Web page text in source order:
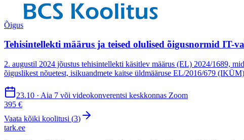
Õigus
Tehisintellekti määrus ja teised olulised õigusnormid IT-
2. augustil 2024 jõustus tehisintellekti käsitlev määrus (EL) 2024/1689,
õiguslikest nõuetest, isikuandmete kaitse üldmääruse EL/2016/679
23.10 · Aia 7 või videokonverentsi keskkonnas Zoom
395 €
Vaata kõiki koolitusi (3)
tark.ee